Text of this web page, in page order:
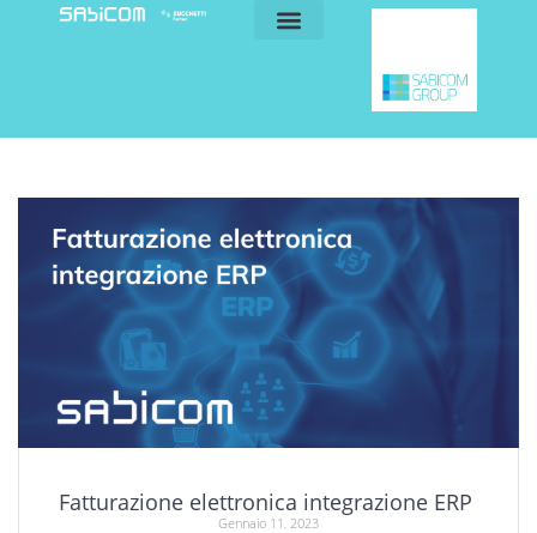
Fatturazione elettronica integrazione ERP
Gennaio 11, 2023